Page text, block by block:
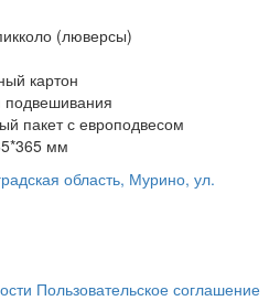
(люверсы)
картон
подвешивания
пакет с европодвесом
мм
область, Мурино, ул.
Пользовательское соглашение